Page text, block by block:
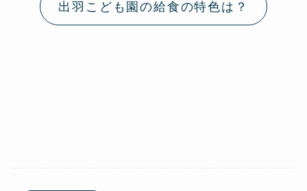
出羽こども園の給食の特色は？